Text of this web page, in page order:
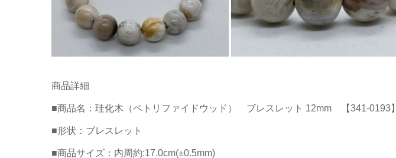
商品詳細
■商品名：珪化木（ペトリファイドウッド） ブレスレット 12mm 【341-0193】
■形状：ブレスレット
■商品サイズ：内周約:17.0cm(±0.5mm)